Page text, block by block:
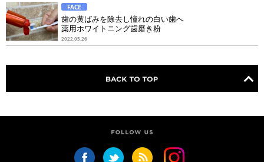
FACE
歯の黄ばみを除去し憧れの白い歯へ
薬用ホワイトニング歯磨き粉
2022.05.26